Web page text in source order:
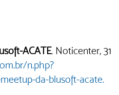
ACATE. Noticenter, 31
n.php?
da-blusoft-acate.